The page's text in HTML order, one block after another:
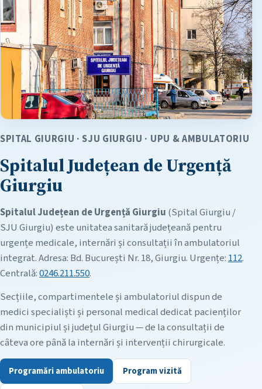
SPITAL GIURGIU · SJU GIURGIU · UPU & AMBULATORIU
Spitalul Județean de Urgență
Giurgiu
Spitalul Județean de Urgență Giurgiu (Spital Giurgiu /
SJU Giurgiu) este unitatea sanitară județeană pentru
urgențe medicale, internări și consultații în ambulatoriul
integrat. Adresa: Bd. București Nr. 18, Giurgiu. Urgențe: 112.
Centrală:0246.211.550.
Secțiile, compartimentele și ambulatoriul dispun de
medici specialiști și personal medical dedicat pacienților
din municipiul și județul Giurgiu — de la consultații de
câteva ore până la internări și intervenții chirurgicale.
Programări ambulatoriu Program vizită